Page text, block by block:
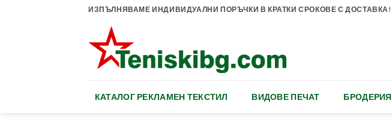
ИЗПЪЛНЯВАМЕ ИНДИВИДУАЛНИ ПОРЪЧКИ В КРАТКИ СРОКОВЕ С ДОСТАВКА!
КАТАЛОГ РЕКЛАМЕН ТЕКСТИЛ ВИДОВЕ ПЕЧАТ БРОДЕРИЯ